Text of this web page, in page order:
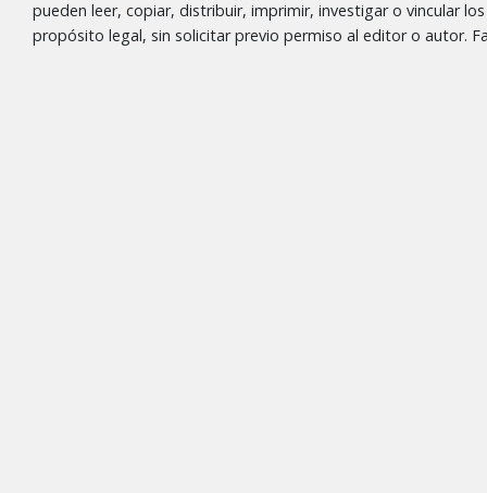
pueden leer, copiar, distribuir, imprimir, investigar o vincular
propósito legal, sin solicitar previo permiso al editor o autor.